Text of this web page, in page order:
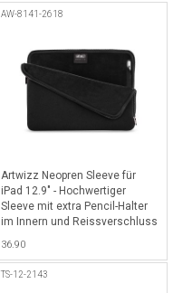
Transparent
AW-8141-2618
Artwizz Neopren Sleeve für
iPad 12.9" - Hochwertiger
Sleeve mit extra Pencil-Halter
im Innern und Reissverschluss
36.90
TS-12-2143